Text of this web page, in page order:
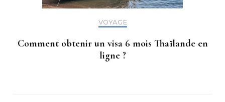
VOYAGE
Comment obtenir un visa 6 mois Thaïlande en
ligne ?